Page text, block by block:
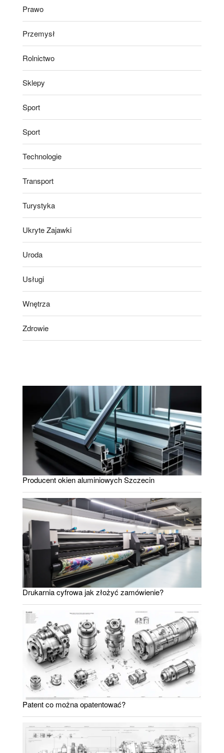
Prawo
Przemysł
Rolnictwo
Sklepy
Sport
Sport
Technologie
Transport
Turystyka
Ukryte Zajawki
Uroda
Usługi
Wnętrza
Zdrowie
Producent okien aluminiowych Szczecin
Drukarnia cyfrowa jak złożyć zamówienie?
Patent co można opatentować?